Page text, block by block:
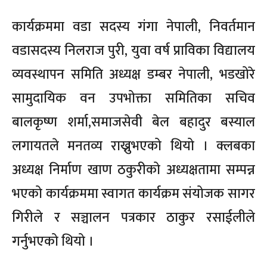
कार्यक्रममा वडा सदस्य गंगा नेपाली, निवर्तमान
वडासदस्य निलराज पुरी, युवा वर्ष प्राविका विद्यालय
व्यवस्थापन समिति अध्यक्ष डम्बर नेपाली, भडखोरे
सामुदायिक वन उपभोक्ता समितिका सचिव
बालकृष्ण शर्मा,समाजसेवी बेल बहादुर बस्याल
लगायतले मनतव्य राख्नुभएको थियो । क्लबका
अध्यक्ष निर्माण खाण ठकुरीको अध्यक्षतामा सम्पन्न
भएको कार्यक्रममा स्वागत कार्यक्रम संयोजक सागर
गिरीले र सञ्चालन पत्रकार ठाकुर रसाईलीले
गर्नुभएको थियो ।